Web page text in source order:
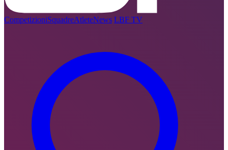
CompetizioniSquadreAtleteNews LBF TV